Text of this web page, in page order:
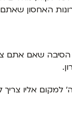
האחסון שאתם
הסיבה שאם
למקום אליו